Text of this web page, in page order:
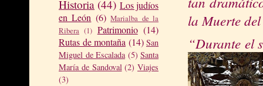
Historia (44) Los judíos
en León (6) Marialba de la
Ribera (1) Patrimonio (14)
Rutas de montaña (14) San
Miguel de Escalada (5) Santa
María de Sandoval (2) Viajes
(3)
la Muerte
“Durante el